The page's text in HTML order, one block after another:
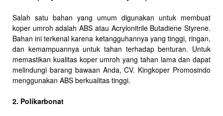
Salah satu bahan yang umum digunakan untuk membuat
koper umroh adalah ABS atau Acrylonitrile Butadiene Styrene.
Bahan ini terkenal karena ketangguhannya yang tinggi, ringan,
dan kemampuannya untuk tahan terhadap benturan. Untuk
memastikan kualitas koper umroh yang tahan lama dan dapat
melindungi barang bawaan Anda, CV. Kingkoper Promosindo
menggunakan ABS berkualitas tinggi.
2. Polikarbonat